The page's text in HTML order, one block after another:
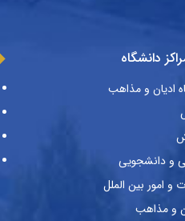
دانشگاه
ادیان و مذاهب
و دانشجویی
و امور بین الملل
و مذاهب